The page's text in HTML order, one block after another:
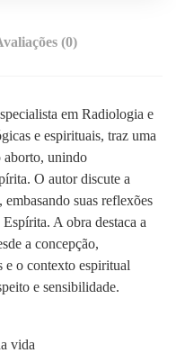
(0)
em Radiologia e
e espirituais, traz uma
aborto, unindo
O autor discute a
suas reflexões
A obra destaca a
a concepção,
e o contexto espiritual
e sensibilidade.
vida